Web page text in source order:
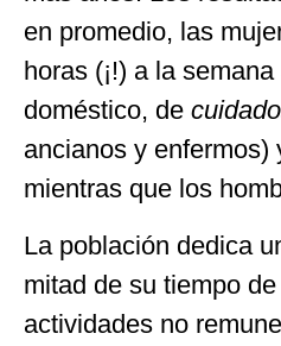
en promedio, las
horas (¡!) a la
doméstico, de
ancianos y enfermos)
mientras que los
La población dedica
mitad de su tiempo
actividades no